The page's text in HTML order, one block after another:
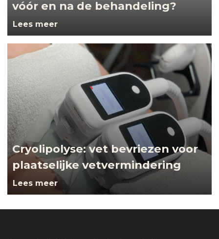
vóór en na de behandeling?
Lees meer
Cryolipolyse: vet bevriezen voor
plaatselijke vetvermindering
Lees meer